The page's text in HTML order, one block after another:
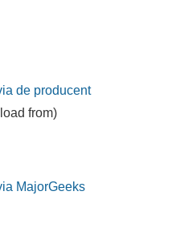
de producent
from)
MajorGeeks